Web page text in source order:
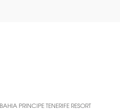
PRINCIPE TENERIFE RESORT